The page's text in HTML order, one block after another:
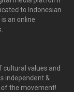
to Indonesian
is an online
values and
independent &
of the movement!